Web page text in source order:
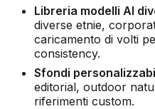
Libreria modelli AI
diverse etnie,
caricamento di volti
consistency.
Sfondi
editorial, outdoor
riferimenti custom.